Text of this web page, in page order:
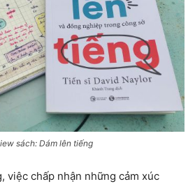
sách: Dám lên tiếng
việc chấp nhận những cảm xúc